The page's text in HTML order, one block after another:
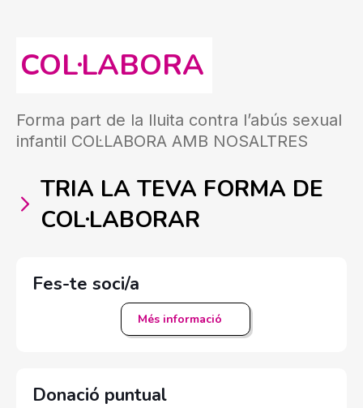
COL·LABORA
Forma part de la lluita contra l’abús sexual
infantil COL·LABORA AMB NOSALTRES
TRIA LA TEVA FORMA DE
COL·LABORAR
Fes-te soci/a
Més informació
Donació puntual